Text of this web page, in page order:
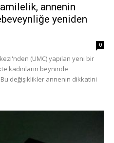
annenin
yeniden
0
(UMC) yapılan yeni bir
kadınların beyninde
değişiklikler annenin dikkatini